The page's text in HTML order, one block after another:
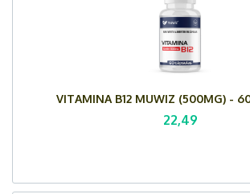
VITAMINA B12 MUWIZ (500MG) -
22,49